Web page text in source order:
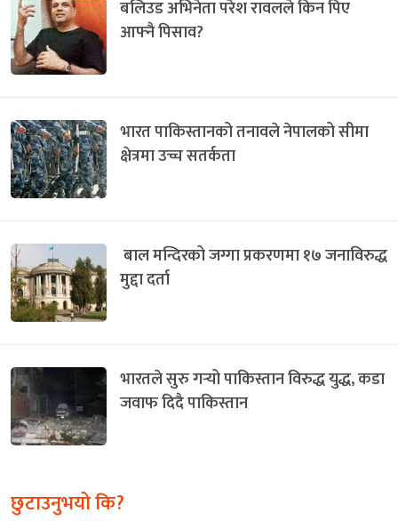
बलिउड अभिनेता परेश रावलले किन पिए
आफ्नै पिसाव?
भारत पाकिस्तानको तनावले नेपालको सीमा
क्षेत्रमा उच्च सतर्कता
बाल मन्दिरको जग्गा प्रकरणमा १७ जनाविरुद्ध
मुद्दा दर्ता
भारतले सुरु गर्‍यो पाकिस्तान विरुद्ध युद्ध, कडा
जवाफ दिदै पाकिस्तान
छुटाउनुभयो कि?